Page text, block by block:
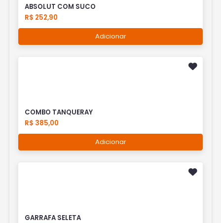
ABSOLUT COM SUCO
R$ 252,90
Adicionar
COMBO TANQUERAY
R$ 385,00
Adicionar
GARRAFA SELETA